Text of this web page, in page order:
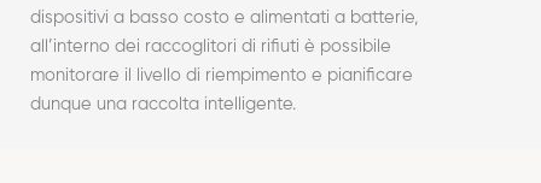
dispositivi a basso costo e alimentati a batterie,
all’interno dei raccoglitori di rifiuti è possibile
monitorare il livello di riempimento e pianificare
dunque una raccolta intelligente.